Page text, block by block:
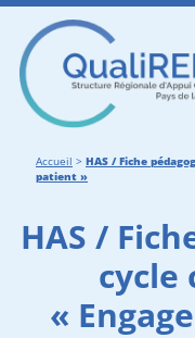
Accueil > HAS / Fiche
patient »
HAS /
cycle
«